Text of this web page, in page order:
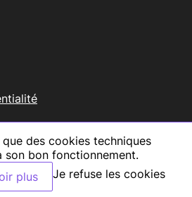
des cookies techniques
son bon fonctionnement.
plus Je refuse les cookies
une mairie ?